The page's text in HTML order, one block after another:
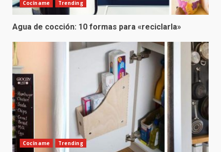
Cocíname Trending
Agua de cocción: 10 formas para «reciclarla»
Cocíname Trending